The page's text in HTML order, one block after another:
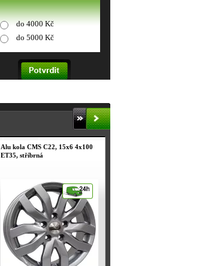
do 4000 Kč
do 5000 Kč
Alu kola CMS C22, 15x6 4x100
ET35, stříbrná